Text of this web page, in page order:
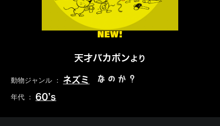
NEW!
天才バカボンより
動物ジャンル ： ネズミ なのか？
年代 ： 60’s